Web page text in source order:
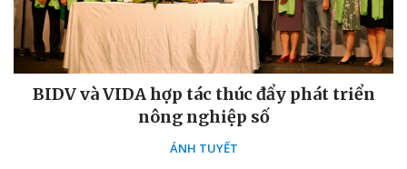
BIDV và VIDA hợp tác thúc đẩy phát triển
nông nghiệp số
ÁNH TUYẾT